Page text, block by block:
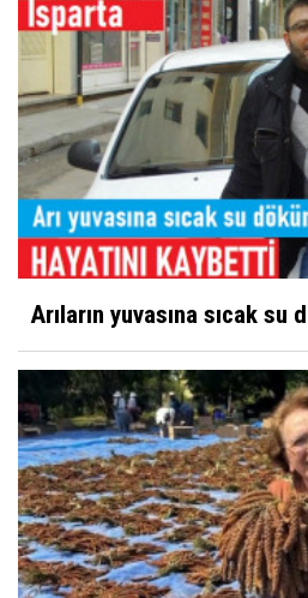
Arıların yuvasına sıcak su